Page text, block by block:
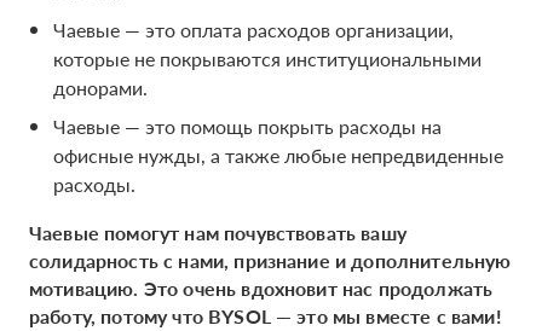
Чаевые — это оплата расходов организации,
которые не покрываются институциональными
донорами.
Чаевые — это помощь покрыть расходы на
офисные нужды, а также любые непредвиденные
расходы.
Чаевые помогут нам почувствовать вашу
солидарность с нами, признание и дополнительную
мотивацию. Это очень вдохновит нас продолжать
работу, потому что BYSOL — это мы вместе с вами!